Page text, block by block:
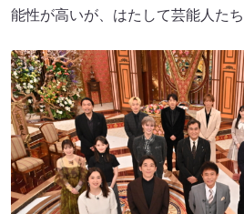
能性が高いが、はたして芸能人た